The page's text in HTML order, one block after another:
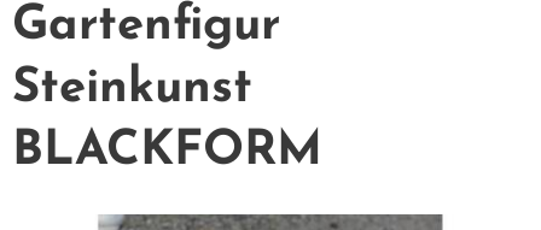
Gartenfigur
Steinkunst
BLACKFORM